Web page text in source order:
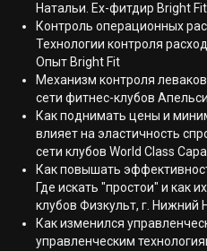
Натальи. Ex-фитдир Bright Fit
Контроль операционных
Технологии контроля
Опыт Bright Fit
Механизм контроля
сети фитнес-клубов
Как поднимать цены и
влияет на эластичность
сети клубов World Class
Как повышать
Где искать "простои" и как
клубов Физкульт, г. Нижний
Как изменился
управленческим